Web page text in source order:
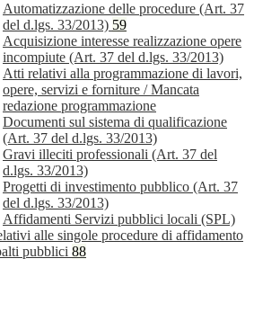
Automatizzazione delle procedure (Art. 37
del d.lgs. 33/2013) 59
Acquisizione interesse realizzazione opere
incompiute (Art. 37 del d.lgs. 33/2013)
Atti relativi alla programmazione di lavori,
opere, servizi e forniture / Mancata
redazione programmazione
Documenti sul sistema di qualificazione
(Art. 37 del d.lgs. 33/2013)
Gravi illeciti professionali (Art. 37 del
d.lgs. 33/2013)
Progetti di investimento pubblico (Art. 37
del d.lgs. 33/2013)
Affidamenti Servizi pubblici locali (SPL)
alle singole procedure di affidamento
pubblici 88